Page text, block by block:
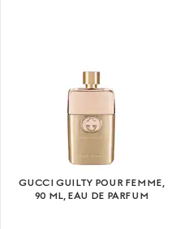
GUCCI GUILTY POUR FEMME,
90 ML, EAU DE PARFUM